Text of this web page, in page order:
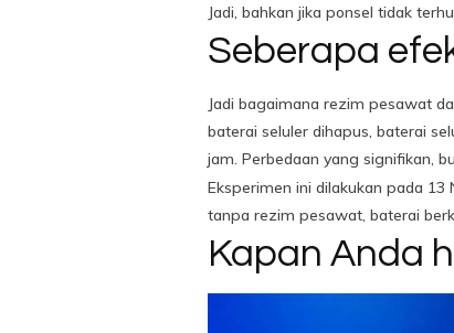
Jadi, bahkan jika ponsel tidak
Seberapa
Jadi bagaimana rezim pesawat
baterai seluler dihapus, baterai
jam. Perbedaan yang signifikan,
Eksperimen ini dilakukan pada
tanpa rezim pesawat, baterai
Kapan Anda